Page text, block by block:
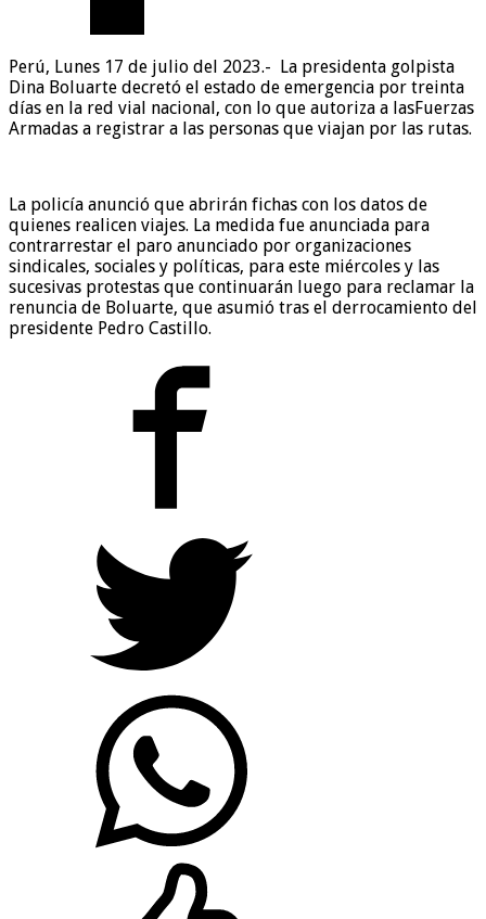
Perú, Lunes 17 de julio del 2023.- La presidenta golpista
Dina Boluarte decretó el estado de emergencia por treinta
días en la red vial nacional, con lo que autoriza a lasFuerzas
Armadas a registrar a las personas que viajan por las rutas.
La policía anunció que abrirán fichas con los datos de
quienes realicen viajes. La medida fue anunciada para
contrarrestar el paro anunciado por organizaciones
sindicales, sociales y políticas, para este miércoles y las
sucesivas protestas que continuarán luego para reclamar la
renuncia de Boluarte, que asumió tras el derrocamiento del
presidente Pedro Castillo.